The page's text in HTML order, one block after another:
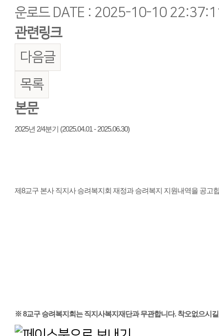
운로드 DATE : 2025-10-10
관련링크
다음글
목록
본문
2025년 2/4분기 (2025.04.01 - 2025.06.30)
제8교구 본사 직지사 승려복지회 재정과 승려복지 지원내역을 공고
※ 8교구 승려복지회는 직지사복지재단과 무관합니다. 착오없으시